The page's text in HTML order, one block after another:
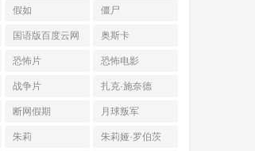
假如 僵尸
国语版百度云网
盘
奥斯卡
恐怖片 恐怖电影
战争片 扎克·施奈德
断网假期 月球叛军
朱莉 朱莉娅·罗伯茨